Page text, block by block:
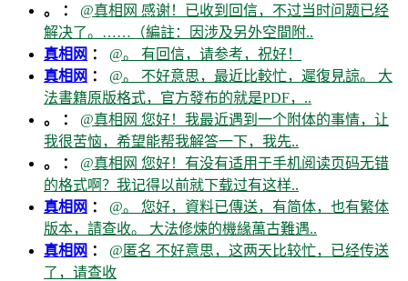
。 ： @真相网 感谢！已收到回信，不过当时问题已经
解决了。……（編註：因涉及另外空間附..
真相网 ： @。 有回信，请参考，祝好！
真相网 ： @。 不好意思，最近比較忙，遲復見諒。 大
法書籍原版格式，官方發布的就是PDF，..
。 ： @真相网 您好！我最近遇到一个附体的事情，让
我很苦恼，希望能帮我解答一下，我先..
。 ： @真相网 您好！有没有适用于手机阅读页码无错
的格式啊？我记得以前就下载过有这样..
真相网 ： @。 您好，資料已傳送，有简体，也有繁体
版本，請查收。 大法修煉的機緣萬古難遇..
真相网 ： @匿名 不好意思，这两天比较忙，已经传送
了，请查收